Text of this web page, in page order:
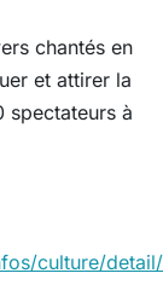
chantés en
et attirer la
spectateurs à
culture/